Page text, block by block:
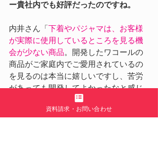
ー貴社内でも好評だったのですね。
内井さん「 下着やパジャマは、お客様
が実際に使用しているところを見る機
会が少ない商品。開発したワコールの
商品がご家庭内でご愛用されているの
を見るのは本当に嬉しいですし、苦労
があっても開発してよかったなと感じ
資料請求・お問い合わせ